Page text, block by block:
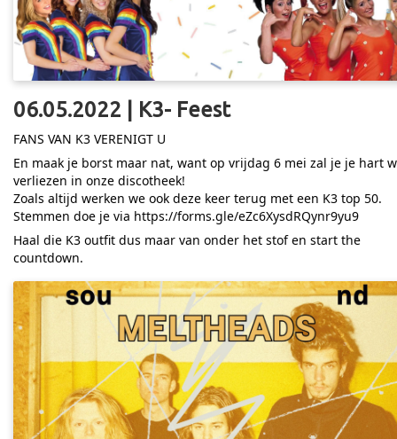
06.05.2022 | K3- Feest
FANS VAN K3 VERENIGT U
En maak je borst maar nat, want op vrijdag 6 mei zal je je hart
verliezen in onze discotheek!
Zoals altijd werken we ook deze keer terug met een K3 top 50.
Stemmen doe je via https://forms.gle/eZc6XysdRQynr9yu9
Haal die K3 outfit dus maar van onder het stof en start the
countdown.